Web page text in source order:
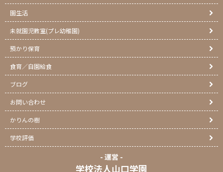
園生活
未就園児教室(プレ幼稚園)
預かり保育
食育／自園給食
ブログ
お問い合わせ
かりんの樹
学校評価
- 運営 -
学校法人山口学園